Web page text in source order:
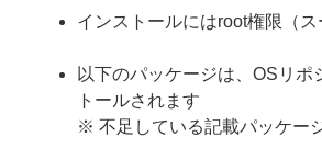
インストールにはroot権限（
以下のパッケージは、OSリ
トールされます
※ 不足している記載パッケー